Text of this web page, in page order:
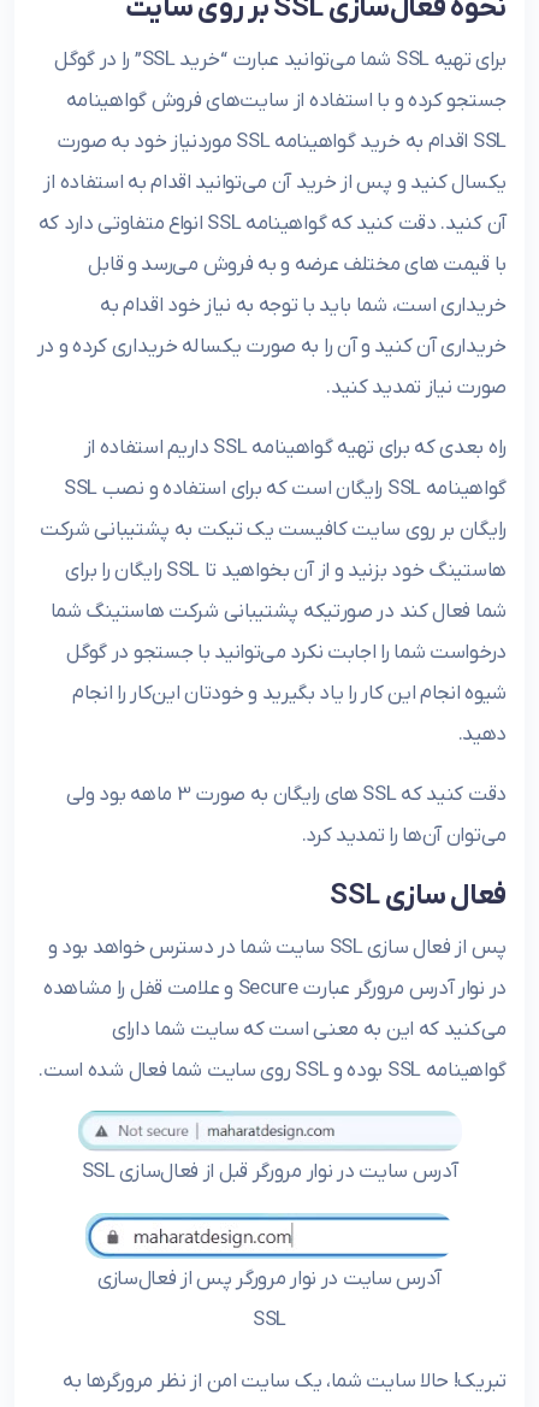
نحوه فعال‌سازی SSL بر روی سایت
برای تهیه SSL شما می‌توانید عبارت “خرید SSL” را در گوگل
جستجو کرده و با استفاده از سایت‌های فروش گواهینامه
SSL اقدام به خرید گواهینامه SSL موردنیاز خود به صورت
یکسال کنید و پس از خرید آن می‌توانید اقدام به استفاده از
آن کنید. دقت کنید که گواهینامه SSL انواع متفاوتی دارد که
با قیمت های مختلف عرضه و به فروش می‌رسد و قابل
خریداری است، شما باید با توجه به نیاز خود اقدام به
خریداری آن کنید و آن را به صورت یکساله خریداری کرده و در
صورت نیاز تمدید کنید.
راه بعدی که برای تهیه گواهینامه SSL داریم استفاده از
گواهینامه SSL رایگان است که برای استفاده و نصب SSL
رایگان بر روی سایت کافیست یک تیکت به پشتیبانی شرکت
هاستینگ خود بزنید و از آن بخواهید تا SSL رایگان را برای
شما فعال کند در صورتیکه پشتیبانی شرکت هاستینگ شما
درخواست شما را اجابت نکرد می‌توانید با جستجو در گوگل
شیوه انجام این کار را یاد بگیرید و خودتان این‌کار را انجام
دهید.
دقت کنید که SSL های رایگان به صورت 3 ماهه بود ولی
می‌توان آن‌ها را تمدید کرد.
فعال سازی SSL
پس از فعال سازی SSL سایت شما در دسترس خواهد بود و
در نوار آدرس مرورگر عبارت Secure و علامت قفل را مشاهده
می‌کنید که این به معنی است که سایت شما دارای
گواهینامه SSL بوده و SSL روی سایت شما فعال شده است.
آدرس سایت در نوار مرورگر قبل از فعال‌سازی SSL
آدرس سایت در نوار مرورگر پس از فعال‌سازی
SSL
تبریک! حالا سایت شما، یک سایت امن از نظر مرورگرها به